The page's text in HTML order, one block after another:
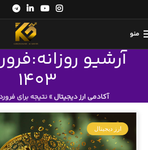
منو
1403
آکادمی ارز دیجیتال»نتیجه برای فروردین
ارز دیجیتال